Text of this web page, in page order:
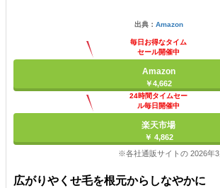
出典： Amazon
毎日お得なタイム
セール開催中
Amazon
￥4,662
24時間タイムセー
ル毎日開催中
楽天市場
￥ 4,862
※各社通販サイトの 2026年
広がりやくせ毛を根元からしなやかに